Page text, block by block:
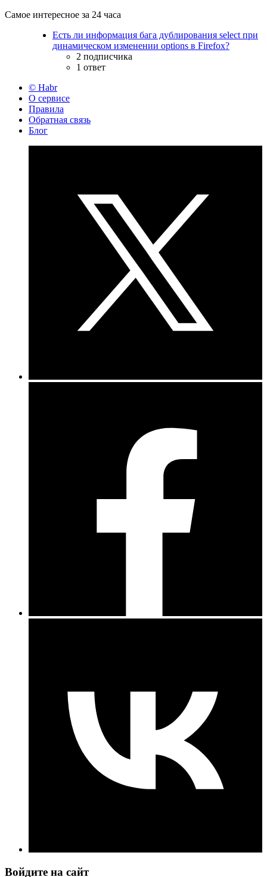
Самое интересное за 24 часа
Есть ли информация бага дублирования select при
динамическом изменении options в Firefox?
2 подписчика
1 ответ
© Habr
О сервисе
Правила
Обратная связь
Блог
Войдите на сайт